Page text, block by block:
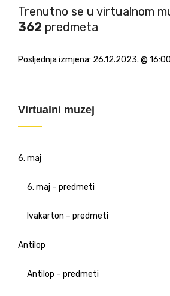
Trenutno se u virtualnom
362 predmeta
Posljednja izmjena: 26.12.2023. @ 16:00
Virtualni muzej
6. maj
6. maj – predmeti
Ivakarton – predmeti
Antilop
Antilop – predmeti